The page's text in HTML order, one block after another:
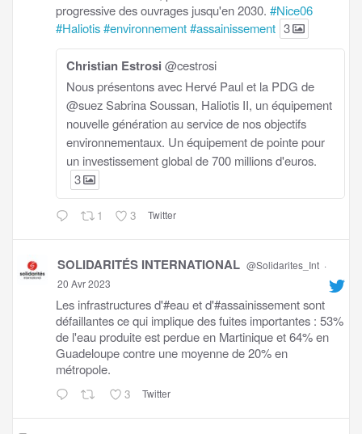
progressive des ouvrages jusqu'en 2030. #Nice06
#Haliotis#environnement#assainissement 3
Christian Estrosi @cestrosi
Nous présentons avec Hervé Paul et la PDG de
@suez Sabrina Soussan, Haliotis II, un équipement
nouvelle génération au service de nos objectifs
environnementaux. Un équipement de pointe pour
un investissement global de 700 millions d'euros.
3
1 3 Twitter
SOLIDARITÉS INTERNATIONAL @Solidarites_Int ·
20 Avr 2023
Les infrastructures d'#eau et d'#assainissement sont
défaillantes ce qui implique des fuites importantes : 53%
de l'eau produite est perdue en Martinique et 64% en
Guadeloupe contre une moyenne de 20% en
métropole.
3 Twitter